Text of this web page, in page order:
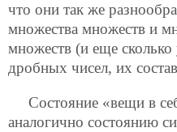
что они так же
множества множеств и
множеств (и еще
дробных чисел, их
Состояние «вещи в
аналогично состоянию